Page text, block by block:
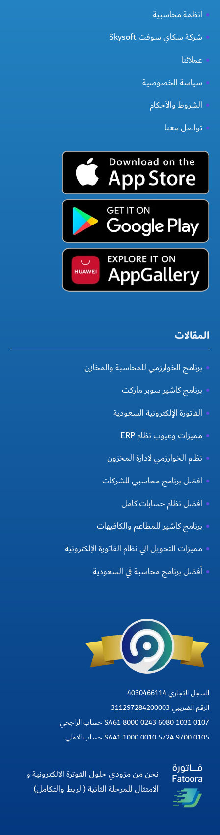
انظمة محاسبية
شركة سكاي سوفت Skysoft
عملائنا
سياسة الخصوصية
الشروط والأحكام
تواصل معنا
المقالات
برنامج الخوارزمي للمحاسبة والمخازن
برنامج كاشير سوبر ماركت
الفاتورة الإلكترونية السعودية
مميزات وعيوب نظام ERP
نظام الخوارزمي لادارة المخزون
افضل برنامج محاسبي للشركات
افضل نظام حسابات كامل
برنامج كاشير للمطاعم والكافيهات
مميزات التحويل الي نظام الفاتورة الإلكترونية
أفضل برنامج محاسبة في السعودية
السجل التجاري 4030466114
الرقم الضريبي 311297284200003
SA61 8000 0243 6080 1031 0107 حساب الراجحي
SA41 1000 0010 5724 9700 0105 حساب الاهلي
نحن من مزودي حلول الفوترة الالكترونية و
الامتثال للمرحلة الثانية (الربط والتكامل)